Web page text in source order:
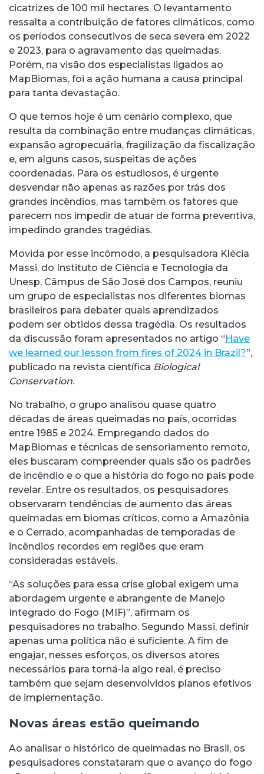
cicatrizes de 100 mil hectares. O levantamento
ressalta a contribuição de fatores climáticos, como
os períodos consecutivos de seca severa em 2022
e 2023, para o agravamento das queimadas.
Porém, na visão dos especialistas ligados ao
MapBiomas, foi a ação humana a causa principal
para tanta devastação.
O que temos hoje é um cenário complexo, que
resulta da combinação entre mudanças climáticas,
expansão agropecuária, fragilização da fiscalização
e, em alguns casos, suspeitas de ações
coordenadas. Para os estudiosos, é urgente
desvendar não apenas as razões por trás dos
grandes incêndios, mas também os fatores que
parecem nos impedir de atuar de forma preventiva,
impedindo grandes tragédias.
Movida por esse incômodo, a pesquisadora Klécia
Massi, do Instituto de Ciência e Tecnologia da
Unesp, Câmpus de São José dos Campos, reuniu
um grupo de especialistas nos diferentes biomas
brasileiros para debater quais aprendizados
podem ser obtidos dessa tragédia. Os resultados
da discussão foram apresentados no artigo “Have
we learned our lesson from fires of 2024 in Brazil?”,
publicado na revista científica Biological
Conservation.
No trabalho, o grupo analisou quase quatro
décadas de áreas queimadas no país, ocorridas
entre 1985 e 2024. Empregando dados do
MapBiomas e técnicas de sensoriamento remoto,
eles buscaram compreender quais são os padrões
de incêndio e o que a história do fogo no país pode
revelar. Entre os resultados, os pesquisadores
observaram tendências de aumento das áreas
queimadas em biomas críticos, como a Amazônia
e o Cerrado, acompanhadas de temporadas de
incêndios recordes em regiões que eram
consideradas estáveis.
“As soluções para essa crise global exigem uma
abordagem urgente e abrangente de Manejo
Integrado do Fogo (MIF)”, afirmam os
pesquisadores no trabalho. Segundo Massi, definir
apenas uma política não é suficiente. A fim de
engajar, nesses esforços, os diversos atores
necessários para torná-la algo real, é preciso
também que sejam desenvolvidos planos efetivos
de implementação.
Novas áreas estão queimando
Ao analisar o histórico de queimadas no Brasil, os
pesquisadores constataram que o avanço do fogo